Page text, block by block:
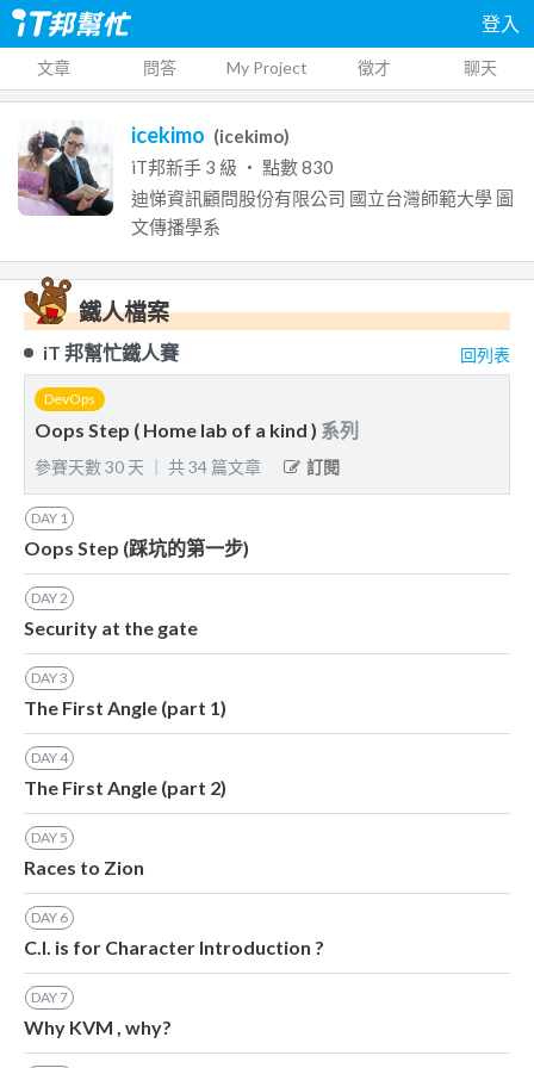
登入
文章 問答 My Project 徵才 聊天
icekimo (icekimo)
iT邦新手 3 級 ‧ 點數830
迪悌資訊顧問股份有限公司 國立台灣師範大學 圖
文傳播學系
鐵人檔案
iT 邦幫忙鐵人賽 回列表
DevOps
Oops Step ( Home lab of a kind ) 系列
參賽天數30 天 共34 篇文章 訂閱
DAY 1
Oops Step (踩坑的第一步)
DAY2
Security at the gate
DAY3
The First Angle (part 1)
DAY4
The First Angle (part 2)
DAY5
Races to Zion
DAY 6
C.I. is for Character Introduction ?
DAY7
Why KVM , why?